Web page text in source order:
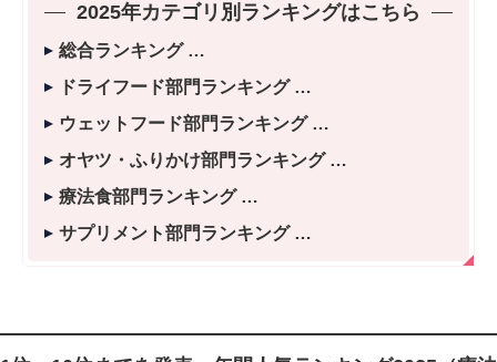
2025年カテゴリ別ランキングはこちら
総合ランキング
ドライフード部門ランキング
ウェットフード部門ランキング
オヤツ・ふりかけ部門ランキング
療法食部門ランキング
サプリメント部門ランキング